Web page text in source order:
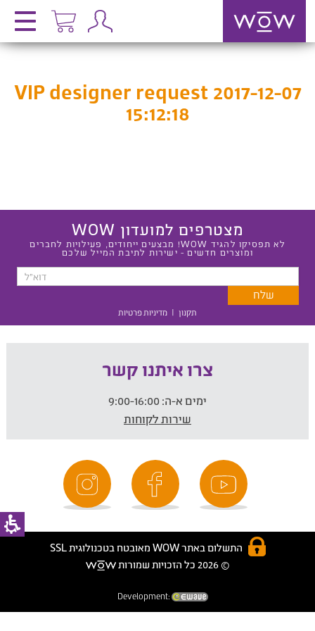
VIP designer request 2017-12-07
15:12:18
מצטרפים למועדון WOW
לא תפסיקו להגיד WOW! מבצעים ייחודים, פעילויות לחברים
ומוצרים חדשים - ישירות לתיבת המייל שלכם
תקנון | מדיניות פרטיות
צרו איתנו קשר
ימים א-ה:
שירות לקוחות
התשלום באתר WOW מאובטח בטכנולוגית SSL
© 2026 כל הזכויות שמורות
Development: